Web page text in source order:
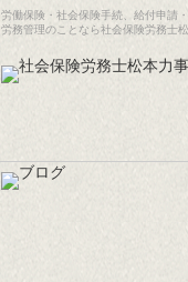
労働保険・社会保険手続、給付申請
労務管理のことなら社会保険労務士